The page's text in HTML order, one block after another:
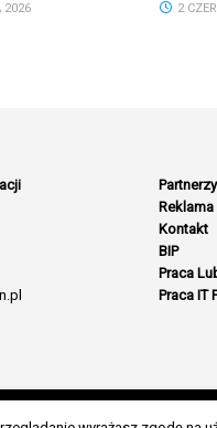
2026 2
Partnerzy
Reklama
Kontakt
BIP
Praca
Praca IT
© 2026 Wszelkie